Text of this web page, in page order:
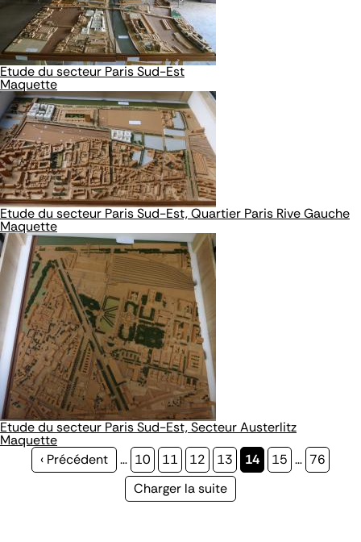
Etude du secteur Paris Sud-Est
Maquette
Etude du secteur Paris Sud-Est, Quartier Paris Rive Gauche
Maquette
Etude du secteur Paris Sud-Est, Secteur Austerlitz
Maquette
Page
‹ Précédent … Page
10 Page
11 Page
12 Page
13
Page
14 Page
15 … Page
76
Page
Charger la suite